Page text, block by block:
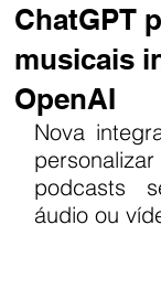
ChatGPT
musicais
OpenAI
Nova
podcasts
áudio ou